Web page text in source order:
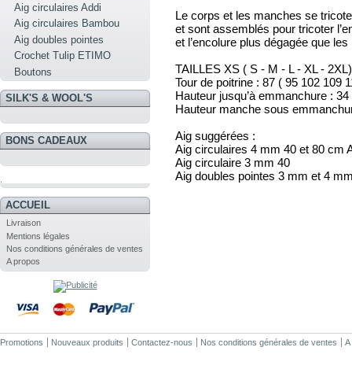
Aig circulaires Addi
Aig circulaires Bambou
Aig doubles pointes
Crochet Tulip ETIMO
Boutons
SILK'S & WOOL'S
BONS CADEAUX
ACCUEIL
Livraison
Mentions légales
Nos conditions générales de ventes
A propos
Le corps et les manches se
et sont assemblés pour tricoter
et l’encolure plus dégagée que
TAILLES XS ( S - M - L - XL - 2XL)
Tour de poitrine : 87 ( 95 102 109
Hauteur jusqu’à emmanchure :
Hauteur manche sous
Aig suggérées :
Aig circulaires 4 mm 40 et 80 cm
Aig circulaire 3 mm 40
Aig doubles pointes 3 mm et 4
Promotions Nouveaux produits Contactez-nous Nos conditions générales de ventes A